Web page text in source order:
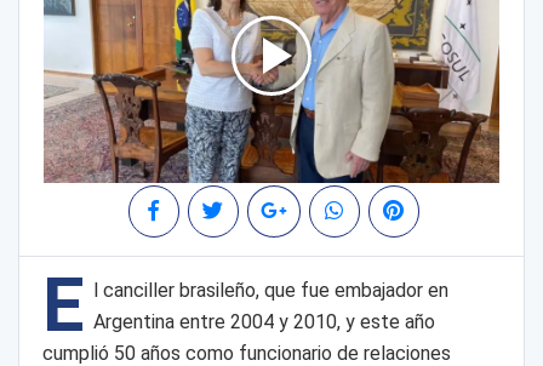
E l canciller brasileño, que fue embajador en
Argentina entre 2004 y 2010, y este año
cumplió 50 años como funcionario de relaciones